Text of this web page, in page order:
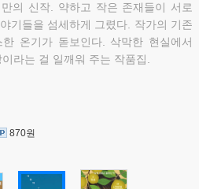
의 신작. 약하고 작은 존재들이 서로
기들을 섬세하게 그렸다. 작가의 기존
온기가 돋보인다. 삭막한 현실에서
라는 걸 일깨워 주는 작품집.
870원